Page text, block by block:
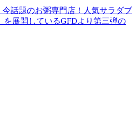
今話題のお粥専門店！人気サラダブ
を展開しているGFDより第三弾の